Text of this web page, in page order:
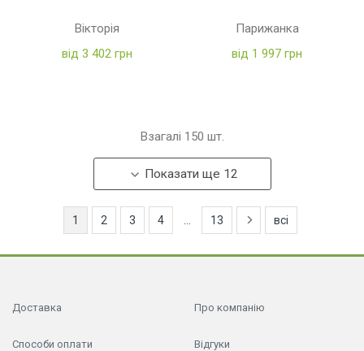
Вікторія
від 3 402 грн
Парижанка
від 1 997 грн
Взагалі 150 шт.
Показати ще 12
1 2 3 4 13 всі
Доставка
Способи оплати
Про компанію
Відгуки